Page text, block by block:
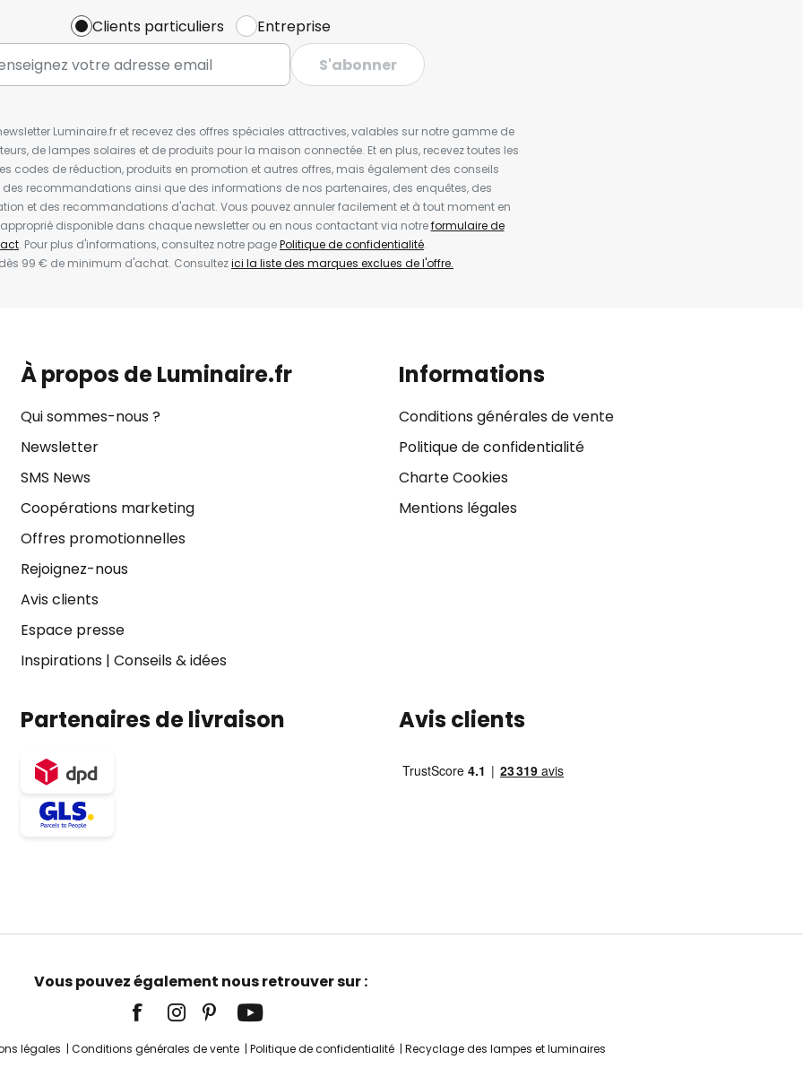
Clients particuliers
Entreprise
S'abonner
Luminaire.fr et recevez des offres spéciales attractives, valables sur notre gamme de
de lampes solaires et de produits pour la maison connectée. Et en plus, recevez toutes les
codes de réduction, produits en promotion et autres offres, mais également des conseils
des recommandations ainsi que des informations de nos partenaires, des enquêtes, des
et des recommandations d'achat. Vous pouvez annuler facilement et à tout moment en
disponible dans chaque newsletter ou en nous contactant via notreformulaire de
. Pour plus d'informations, consultez notre pagePolitique de confidentialité.
99 € de minimum d'achat. Consultezici la liste des marques exclues de l'offre.
À propos de Luminaire.fr
Qui sommes-nous ?
Newsletter
SMS News
Coopérations marketing
Offres promotionnelles
Rejoignez-nous
Avis clients
Espace presse
Inspirations| Conseils & idées
Informations
Conditions générales de vente
Politique de confidentialité
Charte Cookies
Mentions légales
Partenaires de livraison Avis clients
Vous pouvez également nous retrouver sur :
légales Conditions générales de vente Politique de confidentialité Recyclage des lampes et luminaires